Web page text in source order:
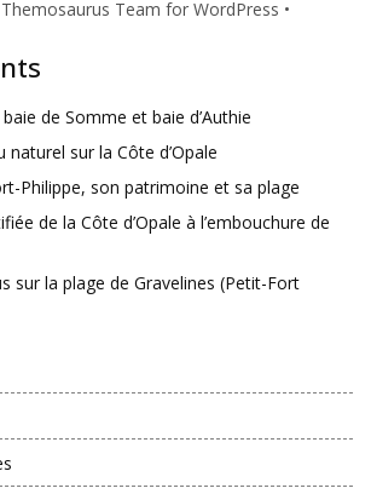
Team for WordPress •
de Somme et baie d’Authie
sur la Côte d’Opale
Philippe, son patrimoine et sa plage
de la Côte d’Opale à l’embouchure de
sur la plage de Gravelines (Petit-Fort